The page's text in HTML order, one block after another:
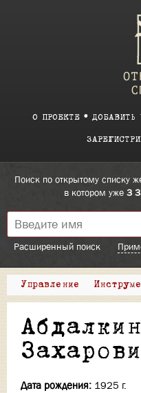
О ПРОЕКТЕ ДОБАВИТЬ
Поиск по открытому списку
в котором уже 3
Расширенный поиск
Управление
Дата рождения: 1925 г.